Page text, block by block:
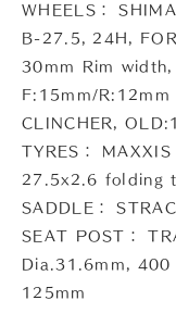
WHEELS：
B-27.5, 24H,
30mm Rim width,
F:15mm/R:12mm
CLINCHER,
TYRES：
27.5x2.6 folding
SADDLE：
SEAT POST：
Dia.31.6mm, 400
125mm